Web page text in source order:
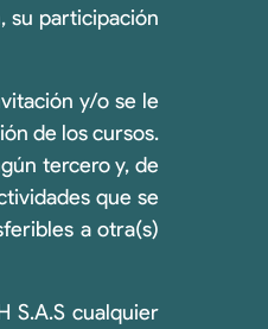
su participación
y/o se le
de los cursos.
tercero y, de
que se
a otra(s)
S.A.S cualquier